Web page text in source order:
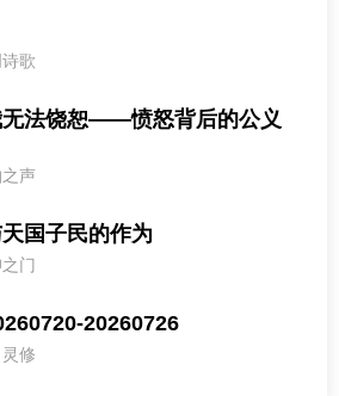
歌
无法饶恕——愤怒背后的公义
声
国子民的作为
门
20260726
修